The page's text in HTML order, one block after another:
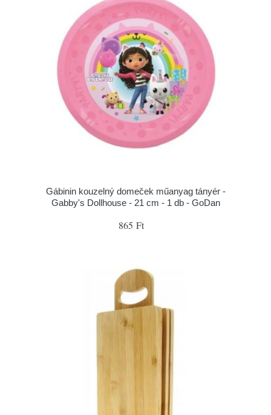
Gábinin kouzelný domeček műanyag tányér -
Gabby's Dollhouse - 21 cm - 1 db - GoDan
865 Ft